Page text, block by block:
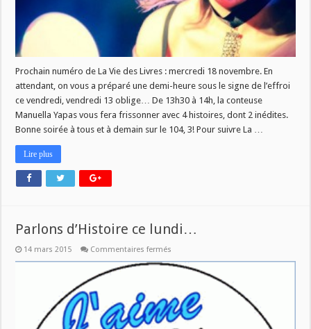
Prochain numéro de La Vie des Livres : mercredi 18 novembre. En
attendant, on vous a préparé une demi-heure sous le signe de l’effroi
ce vendredi, vendredi 13 oblige… De 13h30 à 14h, la conteuse
Manuella Yapas vous fera frissonner avec 4 histoires, dont 2 inédites.
Bonne soirée à tous et à demain sur le 104, 3! Pour suivre La …
Lire plus
Parlons d’Histoire ce lundi…
14 mars 2015 Commentaires fermés
d’Histoire